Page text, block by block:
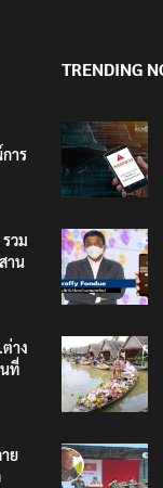
าร
วม
าน
าง
ที่
ย
TRENDING